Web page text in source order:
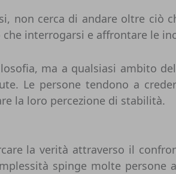
non cerca di andare oltre ciò
interrogarsi e affrontare le
ma a qualsiasi ambito
Le persone tendono a
la loro percezione di stabilità.
la verità attraverso il
spinge molte